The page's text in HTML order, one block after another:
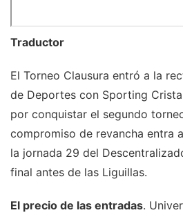
Traductor
El Torneo Clausura entró a la
de Deportes con Sporting
por conquistar el segundo
compromiso de revancha entra
la jornada 29 del
final antes de las Liguillas.
El precio de las entradas.